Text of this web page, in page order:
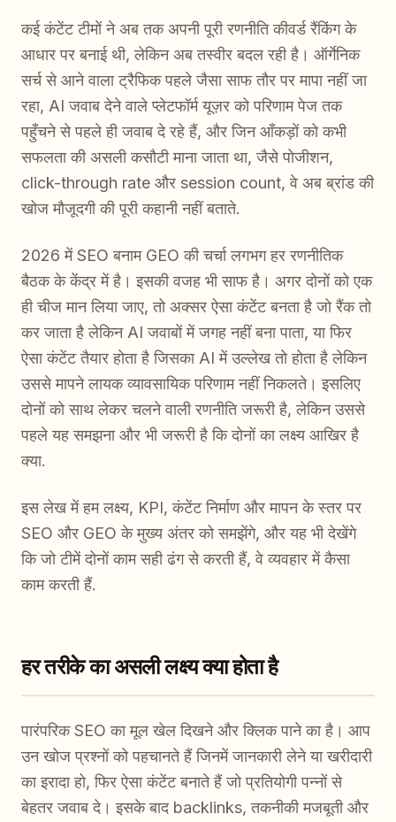
कई कंटेंट टीमों ने अब तक अपनी पूरी रणनीति कीवर्ड रैंकिंग के
आधार पर बनाई थी, लेकिन अब तस्वीर बदल रही है। ऑर्गेनिक
सर्च से आने वाला ट्रैफिक पहले जैसा साफ तौर पर मापा नहीं जा
रहा, AI जवाब देने वाले प्लेटफॉर्म यूज़र को परिणाम पेज तक
पहुँचने से पहले ही जवाब दे रहे हैं, और जिन आँकड़ों को कभी
सफलता की असली कसौटी माना जाता था, जैसे पोजीशन,
click-through rate और session count, वे अब ब्रांड की
खोज मौजूदगी की पूरी कहानी नहीं बताते.
2026 में SEO बनाम GEO की चर्चा लगभग हर रणनीतिक
बैठक के केंद्र में है। इसकी वजह भी साफ है। अगर दोनों को एक
ही चीज मान लिया जाए, तो अक्सर ऐसा कंटेंट बनता है जो रैंक तो
कर जाता है लेकिन AI जवाबों में जगह नहीं बना पाता, या फिर
ऐसा कंटेंट तैयार होता है जिसका AI में उल्लेख तो होता है लेकिन
उससे मापने लायक व्यावसायिक परिणाम नहीं निकलते। इसलिए
दोनों को साथ लेकर चलने वाली रणनीति जरूरी है, लेकिन उससे
पहले यह समझना और भी जरूरी है कि दोनों का लक्ष्य आखिर है
क्या.
इस लेख में हम लक्ष्य, KPI, कंटेंट निर्माण और मापन के स्तर पर
SEO और GEO के मुख्य अंतर को समझेंगे, और यह भी देखेंगे
कि जो टीमें दोनों काम सही ढंग से करती हैं, वे व्यवहार में कैसा
काम करती हैं.
हर तरीके का असली लक्ष्य क्या होता है
पारंपरिक SEO का मूल खेल दिखने और क्लिक पाने का है। आप
उन खोज प्रश्नों को पहचानते हैं जिनमें जानकारी लेने या खरीदारी
का इरादा हो, फिर ऐसा कंटेंट बनाते हैं जो प्रतियोगी पन्नों से
बेहतर जवाब दे। इसके बाद backlinks, तकनीकी मजबूती और